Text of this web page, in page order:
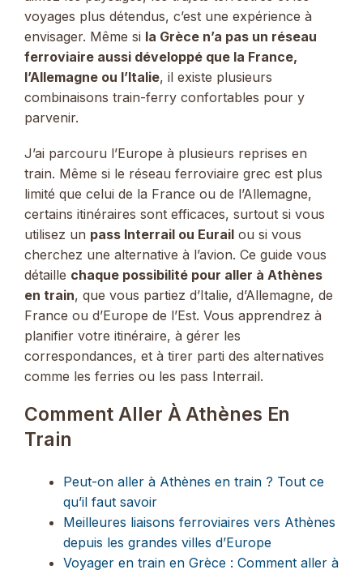
voyages plus détendus, c’est une expérience à
envisager. Même si la Grèce n’a pas un réseau
ferroviaire aussi développé que la France,
l’Allemagne ou l’Italie, il existe plusieurs
combinaisons train-ferry confortables pour y
parvenir.
J’ai parcouru l’Europe à plusieurs reprises en
train. Même si le réseau ferroviaire grec est plus
limité que celui de la France ou de l’Allemagne,
certains itinéraires sont efficaces, surtout si vous
utilisez un pass Interrail ou Eurail ou si vous
cherchez une alternative à l’avion. Ce guide vous
détaille chaque possibilité pour aller à Athènes
en train, que vous partiez d’Italie, d’Allemagne, de
France ou d’Europe de l’Est. Vous apprendrez à
planifier votre itinéraire, à gérer les
correspondances, et à tirer parti des alternatives
comme les ferries ou les pass Interrail.
Comment Aller À Athènes En
Train
Peut-on aller à Athènes en train ? Tout ce
qu’il faut savoir
Meilleures liaisons ferroviaires vers Athènes
depuis les grandes villes d’Europe
Voyager en train en Grèce : Comment aller à